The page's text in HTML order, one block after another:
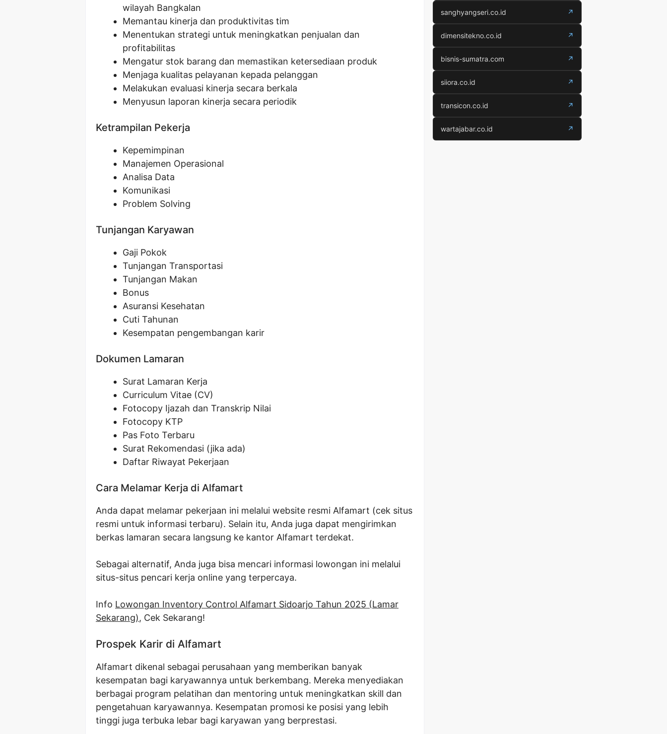
wilayah Bangkalan
Memantau kinerja dan produktivitas tim
Menentukan strategi untuk meningkatkan penjualan dan
profitabilitas
Mengatur stok barang dan memastikan ketersediaan produk
Menjaga kualitas pelayanan kepada pelanggan
Melakukan evaluasi kinerja secara berkala
Menyusun laporan kinerja secara periodik
Ketrampilan Pekerja
Kepemimpinan
Manajemen Operasional
Analisa Data
Komunikasi
Problem Solving
Tunjangan Karyawan
Gaji Pokok
Tunjangan Transportasi
Tunjangan Makan
Bonus
Asuransi Kesehatan
Cuti Tahunan
Kesempatan pengembangan karir
Dokumen Lamaran
Surat Lamaran Kerja
Curriculum Vitae (CV)
Fotocopy Ijazah dan Transkrip Nilai
Fotocopy KTP
Pas Foto Terbaru
Surat Rekomendasi (jika ada)
Daftar Riwayat Pekerjaan
Cara Melamar Kerja di Alfamart
Anda dapat melamar pekerjaan ini melalui website resmi Alfamart (cek situs
resmi untuk informasi terbaru). Selain itu, Anda juga dapat mengirimkan
berkas lamaran secara langsung ke kantor Alfamart terdekat.
Sebagai alternatif, Anda juga bisa mencari informasi lowongan ini melalui
situs-situs pencari kerja online yang terpercaya.
Info Lowongan Inventory Control Alfamart Sidoarjo Tahun 2025 (Lamar
Sekarang), Cek Sekarang!
Prospek Karir di Alfamart
Alfamart dikenal sebagai perusahaan yang memberikan banyak
kesempatan bagi karyawannya untuk berkembang. Mereka menyediakan
berbagai program pelatihan dan mentoring untuk meningkatkan skill dan
pengetahuan karyawannya. Kesempatan promosi ke posisi yang lebih
tinggi juga terbuka lebar bagi karyawan yang berprestasi.
sanghyangseri.co.id ↗
dimensitekno.co.id ↗
bisnis-sumatra.com ↗
siiora.co.id ↗
transicon.co.id ↗
wartajabar.co.id ↗